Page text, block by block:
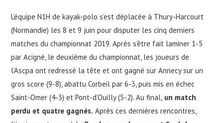
L’équipe N1H de kayak-polo s’est déplacée à Thury-Harcourt
(Normandie) les 8 et 9 juin pour disputer les cinq derniers
matches du championnat 2019. Après s’être fait laminer 1-5
par Acigné, le deuxième du championnat, les joueurs de
l’Ascpa ont redressé la tête et ont gagné sur Annecy sur un
gros score (9-8), abattu Corbeil par 6-3, puis mis en échec
Saint-Omer (4-3) et Pont-d’Ouilly (5-2). Au final, un match
perdu et quatre gagnés. Après ces dernières rencontres,